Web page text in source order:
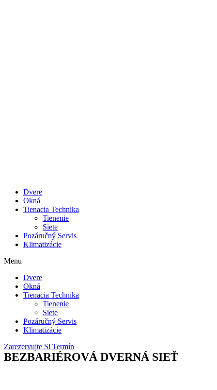
Dvere
Okná
Tienacia Technika
Tienenie
Siete
Pozáručný Servis
Klimatizácie
Menu
Dvere
Okná
Tienacia Technika
Tienenie
Siete
Pozáručný Servis
Klimatizácie
Zarezervujte Si Termín
BEZBARIÉROVÁ DVERNÁ SIEŤ